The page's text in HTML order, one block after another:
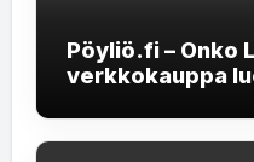
Pöyliö.fi – Onko
verkkokauppa